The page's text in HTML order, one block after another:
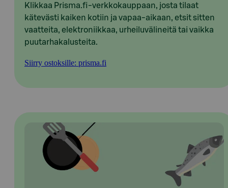
Klikkaa Prisma.fi-verkkokauppaan, josta tilaat
kätevästi kaiken kotiin ja vapaa-aikaan, etsit sitten
vaatteita, elektroniikkaa, urheiluvälineitä tai vaikka
puutarhakalusteita.
Siirry ostoksille: prisma.fi